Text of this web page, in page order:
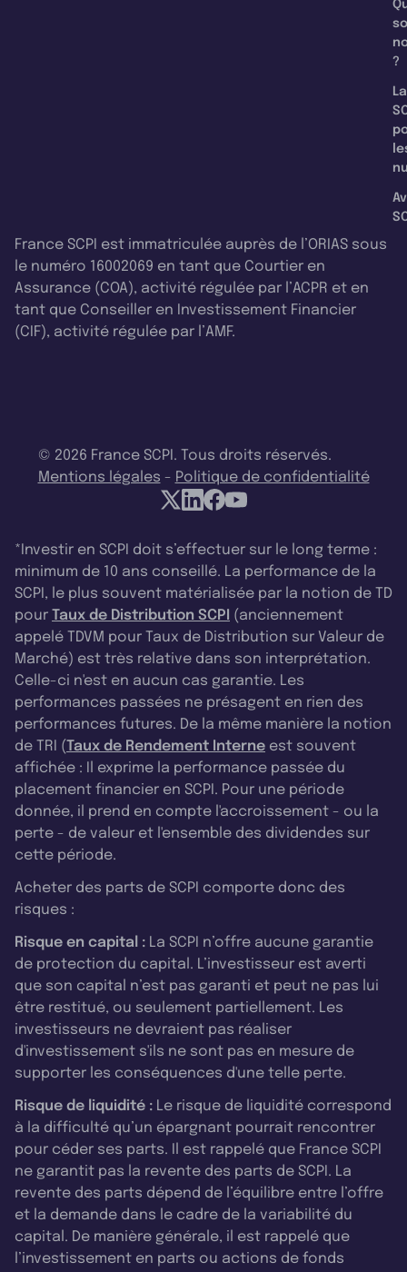
?
La
France SCPI est immatriculée auprès de l’ORIAS sous
le numéro 16002069 en tant que Courtier en
Assurance (COA), activité régulée par l’ACPR et en
tant que Conseiller en Investissement Financier
(CIF), activité régulée par l’AMF.
© 2026 France SCPI. Tous droits réservés.
Mentions légales - Politique de confidentialité
*Investir en SCPI doit s’effectuer sur le long terme :
minimum de 10 ans conseillé. La performance de la
SCPI, le plus souvent matérialisée par la notion de TD
pour Taux de Distribution SCPI (anciennement
appelé TDVM pour Taux de Distribution sur Valeur de
Marché) est très relative dans son interprétation.
Celle-ci n'est en aucun cas garantie. Les
performances passées ne présagent en rien des
performances futures. De la même manière la notion
de TRI (Taux de Rendement Interne est souvent
affichée : Il exprime la performance passée du
placement financier en SCPI. Pour une période
donnée, il prend en compte l'accroissement - ou la
perte - de valeur et l'ensemble des dividendes sur
cette période.
Acheter des parts de SCPI comporte donc des
risques :
Risque en capital : La SCPI n’offre aucune garantie
de protection du capital. L’investisseur est averti
que son capital n’est pas garanti et peut ne pas lui
être restitué, ou seulement partiellement. Les
investisseurs ne devraient pas réaliser
d'investissement s'ils ne sont pas en mesure de
supporter les conséquences d'une telle perte.
Risque de liquidité : Le risque de liquidité correspond
à la difficulté qu’un épargnant pourrait rencontrer
pour céder ses parts. Il est rappelé que France SCPI
ne garantit pas la revente des parts de SCPI. La
revente des parts dépend de l’équilibre entre l’offre
et la demande dans le cadre de la variabilité du
capital. De manière générale, il est rappelé que
l’investissement en parts ou actions de fonds